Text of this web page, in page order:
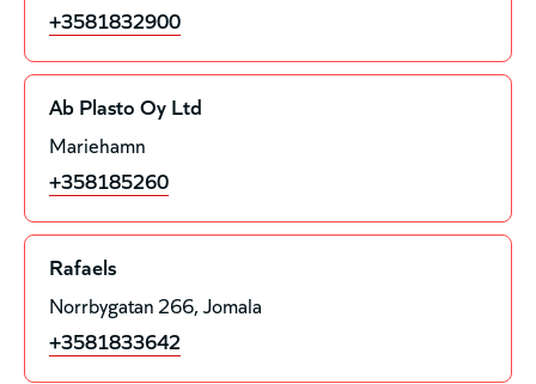
+3581832900
Ab Plasto Oy Ltd
Mariehamn
+358185260
Rafaels
Norrbygatan 266 Jomala
+3581833642